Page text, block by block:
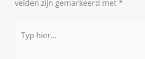
velden zijn gemarkeerd met *
hier...